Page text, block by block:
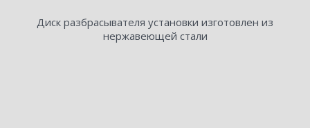
Диск разбрасывателя установки изготовлен из
нержавеющей стали